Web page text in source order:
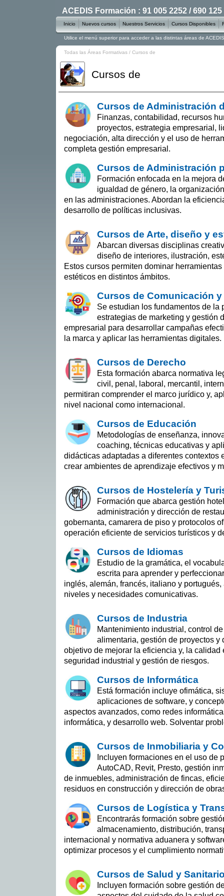
Todas las Áreas Formativas / Cursos de
Cursos de
Cursos de Administración
Finanzas, contabilidad, recursos
proyectos, estrategia empresarial,
negociación, alta dirección y el uso de
completa gestión empresarial.
Cursos de Administración
Formación enfocada en la mejora
igualdad de género, la
en las administraciones. Abordan la
desarrollo de políticas inclusivas.
Cursos de Arte, diseño y
Abarcan diversas disciplinas
diseño de interiores, ilustración,
Estos cursos permiten dominar
estéticos en distintos ámbitos.
Cursos de Comunicación
Se estudian los fundamentos de la
estrategias de marketing y gestión
empresarial para desarrollar campañas
la marca y aplicar las herramientas digitales.
Cursos de Derecho
Esta formación abarca normativa
civil, penal, laboral, mercantil,
permitiran comprender el marco jurídico y,
nivel nacional como internacional.
Cursos de Educación
Metodologías de enseñanza,
coaching, técnicas educativas y
didácticas adaptadas a diferentes contextos
crear ambientes de aprendizaje efectivos y
Cursos de Hostelería y
Formación que abarca gestión
administración y dirección de
gobernanta, camarera de piso y protocolos
operación eficiente de servicios turísticos y
Cursos de Idiomas
Estudio de la gramática, el
escrita para aprender y
inglés, alemán, francés, italiano y
niveles y necesidades comunicativas.
Cursos de Industria
Mantenimiento industrial, control
alimentaria, gestión de proyectos
objetivo de mejorar la eficiencia y, la calidad
seguridad industrial y gestión de riesgos.
Cursos de Informática
Está formación incluye ofimática,
aplicaciones de software, y
aspectos avanzados, como redes
informática, y desarrollo web. Solventar
Cursos de Inmobiliaria y
Incluyen formaciones en el uso de
AutoCAD, Revit, Presto, gestión
de inmuebles, administración de fincas,
residuos en construcción y dirección de
Cursos de Logística y
Encontrarás formación sobre
almacenamiento, distribución,
internacional y normativa aduanera y
optimizar procesos y el cumplimiento
Cursos de Salud y
Incluyen formación sobre gestión
ACEDIS Formación : 91 005 2252 / 690 125
Inicio Nuevos cursos Nuestros Servicios Cursos Disponibles
Utilice el menú superior para acceder a las distintas áreas de